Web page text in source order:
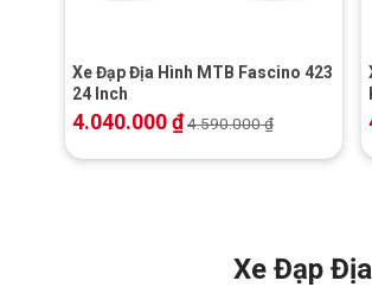
Xe Đạp Địa Hình MTB Fascino 423
24 Inch
4.040.000₫4.590.000₫
Xe Đạp